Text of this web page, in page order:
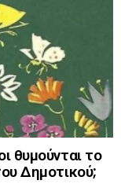
θυμούνται το
Δημοτικού;